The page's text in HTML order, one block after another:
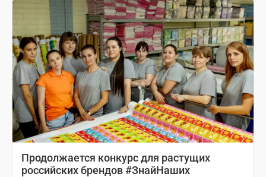
Продолжается конкурс для растущих
российских брендов #ЗнайНаших